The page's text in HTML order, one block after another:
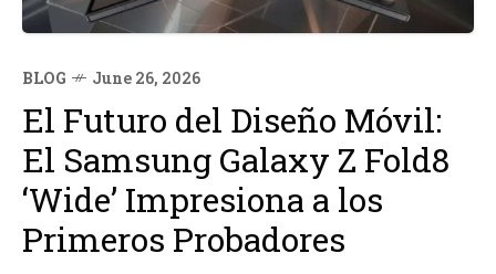
BLOG June 26, 2026
El Futuro del Diseño Móvil:
El Samsung Galaxy Z Fold8
‘Wide’ Impresiona a los
Primeros Probadores